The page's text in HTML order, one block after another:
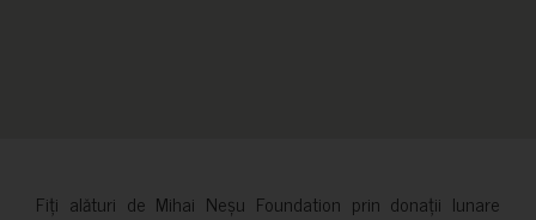
Fiți alături de Mihai Neșu Foundation prin donații lunare